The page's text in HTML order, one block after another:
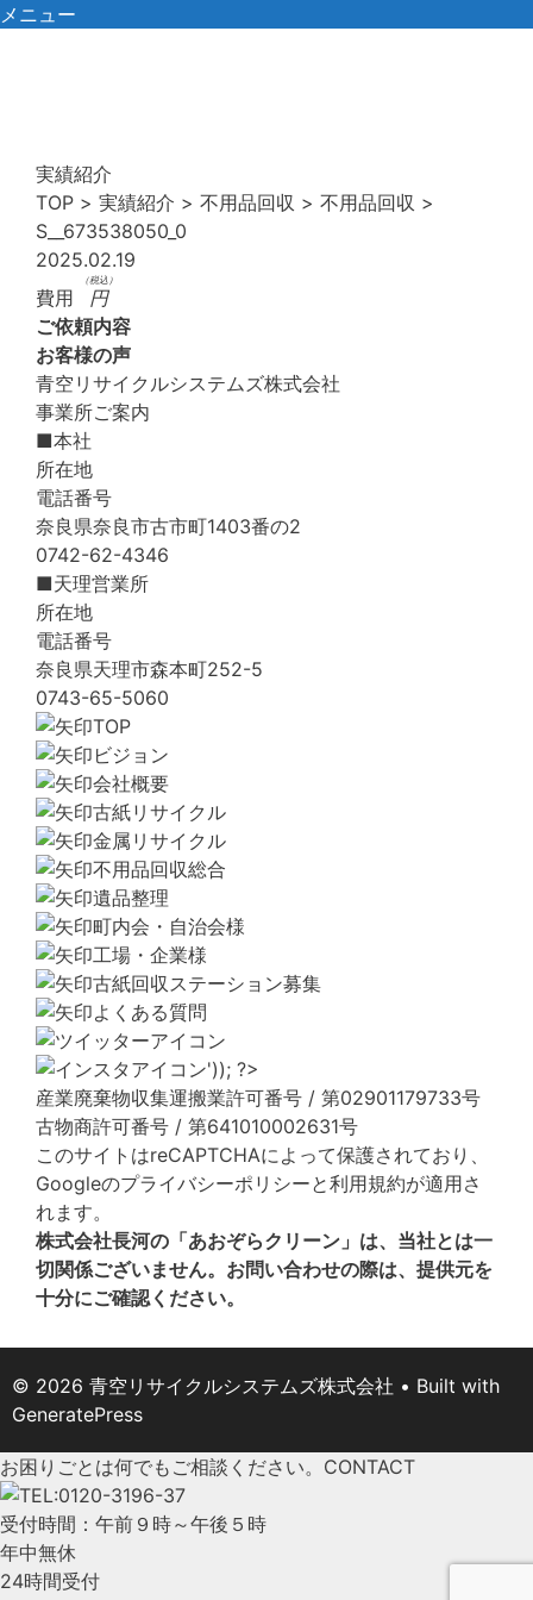
コ
メニュー
実績紹介
TOP > 実績紹介 > 不用品回収 > 不用品回収 >
S__673538050_0
2025.02.19
費用
円
（税込）
ご依頼内容
お客様の声
青空リサイクルシステムズ株式会社
事業所ご案内
■本社
所在地
電話番号
奈良県奈良市古市町1403番の2
0742-62-4346
■天理営業所
所在地
電話番号
奈良県天理市森本町252-5
0743-65-5060
TOP
ビジョン
会社概要
古紙リサイクル
金属リサイクル
不用品回収総合
遺品整理
町内会・自治会様
工場・企業様
古紙回収ステーション募集
よくある質問
産業廃棄物収集運搬業許可番号 / 第02901179733号
古物商許可番号 / 第641010002631号
このサイトはreCAPTCHAによって保護されており、
Googleのプライバシーポリシーと利用規約が適用さ
れます。
株式会社長河の「あおぞらクリーン」は、当社とは一
切関係ございません。お問い合わせの際は、提供元を
十分にご確認ください。
© 2026 青空リサイクルシステムズ株式会社 • Built with
GeneratePress
お困りごとは何でもご相談ください。 CONTACT
受付時間：午前９時～午後５時
年中無休
24時間受付